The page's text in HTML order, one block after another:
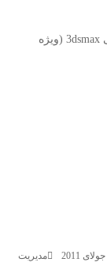
فراخوان برای شرکت در کلاس‌های آموزشی 3dsmax (ویژه
مدیریت